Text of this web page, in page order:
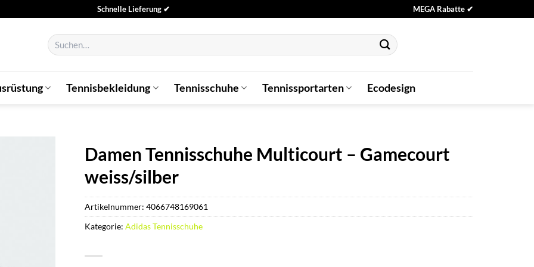
Schnelle Lieferung ✔ MEGA Rabatte ✔
Suchen
nach:
Tennisbekleidung Tennisschuhe Tennissportarten Ecodesign
Damen Tennisschuhe Multicourt – Gamecourt
weiss/silber
Artikelnummer: 4066748169061
Kategorie: Adidas Tennisschuhe